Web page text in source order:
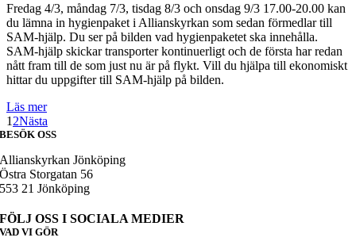
Fredag 4/3, måndag 7/3, tisdag 8/3 och onsdag 9/3 17.00-20.00 kan
du lämna in hygienpaket i Allianskyrkan som sedan förmedlar till
SAM-hjälp. Du ser på bilden vad hygienpaketet ska innehålla.
SAM-hjälp skickar transporter kontinuerligt och de första har redan
nått fram till de som just nu är på flykt. Vill du hjälpa till ekonomiskt
hittar du uppgifter till SAM-hjälp på bilden.
Läs mer
1 2Nästa
BESÖK OSS
Allianskyrkan Jönköping
Östra Storgatan 56
553 21 Jönköping
FÖLJ OSS I SOCIALA MEDIER
VAD VI GÖR